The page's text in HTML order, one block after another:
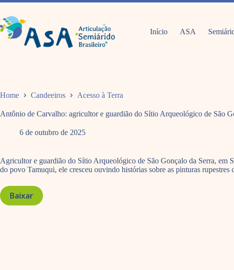
Pular
o
conteúdo
Início ASA
Home Candeeiros Acesso à Terra
Antônio de Carvalho: agricultor e guardião do Sítio Arqueológico de São
6 de outubro de 2025
Agricultor e guardião do Sítio Arqueológico de São Gonçalo da Serra, em
do povo Tamuqui, ele cresceu ouvindo histórias sobre as pinturas
Baixar